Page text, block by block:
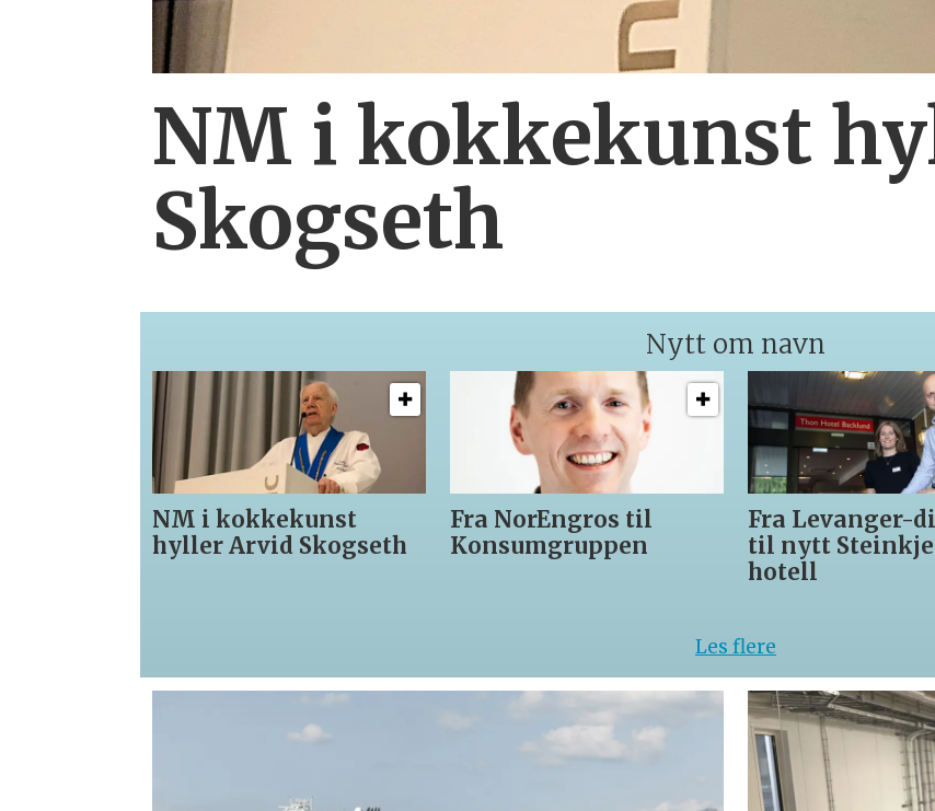
NM i kokkekunst
Skogseth
Nytt om navn
NM i kokkekunst
hyller Arvid Skogseth
Fra NorEngros til
Konsumgruppen
Fra Levanger-
til nytt
hotell
Les flere